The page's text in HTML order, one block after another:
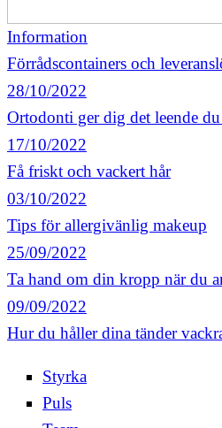
Information
Förrådscontainers och
28/10/2022
Ortodonti ger dig det leende
17/10/2022
Få friskt och vackert hår
03/10/2022
Tips för allergivänlig makeup
25/09/2022
Ta hand om din kropp när du
09/09/2022
Hur du håller dina tänder
Styrka
Puls